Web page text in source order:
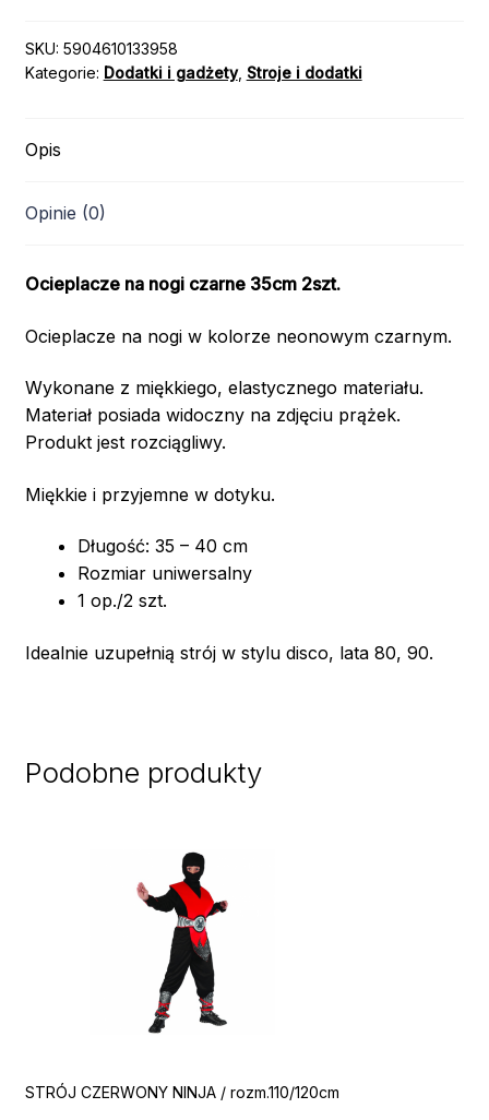
SKU: 5904610133958
Kategorie: Dodatki i gadżety, Stroje i dodatki
Opis
Opinie (0)
Ocieplacze na nogi czarne 35cm 2szt.
Ocieplacze na nogi w kolorze neonowym czarnym.
Wykonane z miękkiego, elastycznego materiału.
Materiał posiada widoczny na zdjęciu prążek.
Produkt jest rozciągliwy.
Miękkie i przyjemne w dotyku.
Długość: 35 – 40 cm
Rozmiar uniwersalny
1 op./2 szt.
Idealnie uzupełnią strój w stylu disco, lata 80, 90.
Podobne produkty
STRÓJ CZERWONY NINJA / rozm.110/120cm